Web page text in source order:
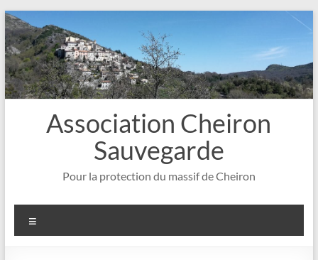
Aller
au
contenu
Association Cheiron
Sauvegarde
Pour la protection du massif de Cheiron